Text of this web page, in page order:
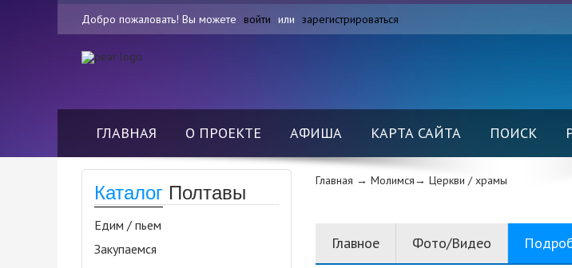
Добро пожаловать! Вы можете войти или зарегистрироваться
ГЛАВНАЯ О ПРОЕКТЕ АФИША КАРТА САЙТА ПОИСК
Каталог Полтавы
Едим / пьем
Закупаемся
Главная → Молимся→ Церкви / храмы
Главное Фото/Видео